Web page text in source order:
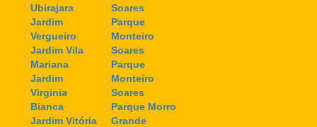
Ubirajara
Jardim
Vergueiro
Jardim Vila
Mariana
Jardim
Virginia
Bianca
Jardim Vitória
Soares
Parque
Monteiro
Soares
Parque
Monteiro
Soares
Parque Morro
Grande